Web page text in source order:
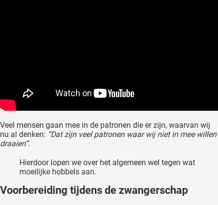
Veel mensen gaan mee in de patronen die er zijn, waarvan wij
nu al denken: “Dat zijn veel patronen waar wij niet in mee willen
draaien”.
Hierdoor lopen we over het algemeen wel tegen wat
moeilijke hobbels aan.
Voorbereiding tijdens de zwangerschap